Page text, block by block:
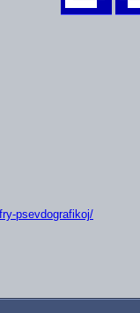
fry-psevdografikoj/